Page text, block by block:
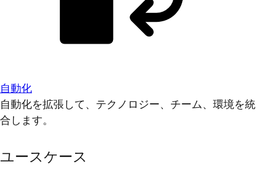
自動化
自動化を拡張して、テクノロジー、チーム、環境を統
合します。
ユースケース